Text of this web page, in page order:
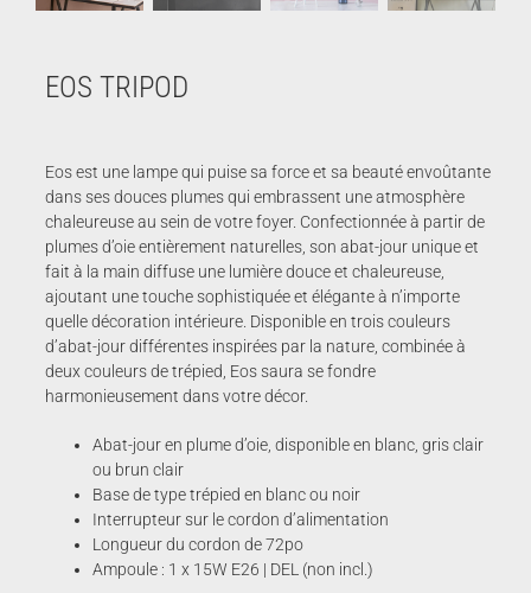
EOS TRIPOD
Eos est une lampe qui puise sa force et sa beauté envoûtante
dans ses douces plumes qui embrassent une atmosphère
chaleureuse au sein de votre foyer. Confectionnée à partir de
plumes d’oie entièrement naturelles, son abat-jour unique et
fait à la main diffuse une lumière douce et chaleureuse,
ajoutant une touche sophistiquée et élégante à n’importe
quelle décoration intérieure. Disponible en trois couleurs
d’abat-jour différentes inspirées par la nature, combinée à
deux couleurs de trépied, Eos saura se fondre
harmonieusement dans votre décor.
Abat-jour en plume d’oie, disponible en blanc, gris clair
ou brun clair
Base de type trépied en blanc ou noir
Interrupteur sur le cordon d’alimentation
Longueur du cordon de 72po
Ampoule : 1 x 15W E26 | DEL (non incl.)